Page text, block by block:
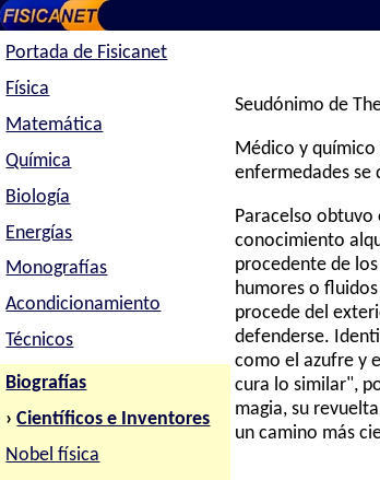
Portada de Fisicanet
Física
Matemática
Química
Biología
Energías
Monografías
Acondicionamiento
Técnicos
Biografías
›Científicos e Inventores
Nobel física
Seudónimo de
Médico y químico
enfermedades se
Paracelso obtuvo
conocimiento
procedente de
humores o
procede del
defenderse.
como el azufre y
cura lo similar",
magia, su
un camino más